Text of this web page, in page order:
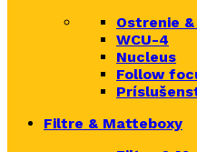
Ostrenie
WCU-4
Nucleus
Follow
Filtre & Matteboxy